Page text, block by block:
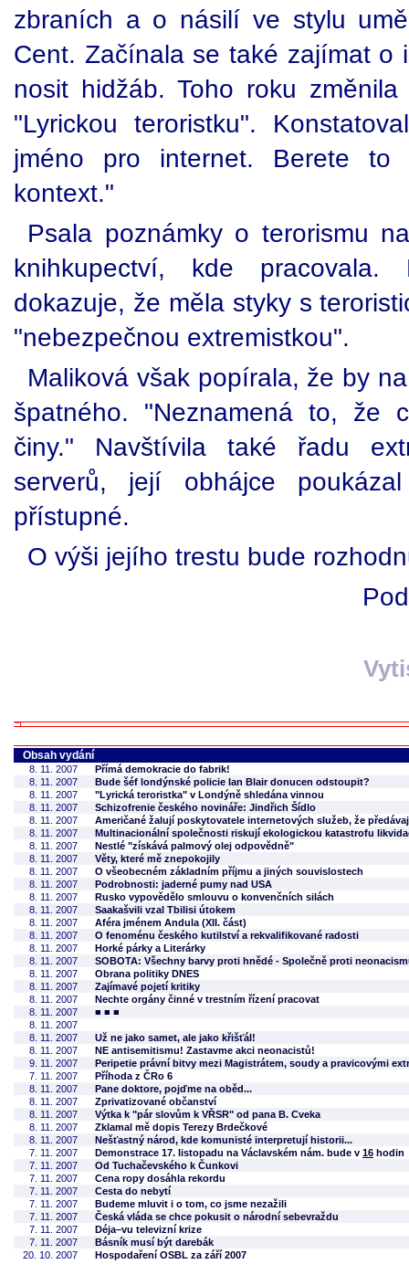
zbraních a o násilí ve stylu
Cent. Začínala se také zajímat o
nosit hidžáb. Toho roku
"Lyrickou teroristku".
jméno pro internet. Berete to
kontext."
Psala poznámky o terorismu
knihkupectví, kde
dokazuje, že měla styky s
"nebezpečnou extremistkou".
Maliková však popírala, že by
špatného. "Neznamená to, že
činy." Navštívila také řadu
serverů, její obhájce
přístupné.
O výši jejího trestu bude
Obsah vydání
8. 11. 2007
Přímá demokracie do fabrik!
8. 11. 2007
Bude šéf londýnské policie Ian Blair donucen odstoupit?
8. 11. 2007
"Lyrická teroristka" v Londýně shledána vinnou
8. 11. 2007
Schizofrenie českého novináře: Jindřich Šídlo
8. 11. 2007
Američané žalují poskytovatele internetových služeb, že
8. 11. 2007
Multinacionální společnosti riskují ekologickou katastrofu
8. 11. 2007
Nestlé "získává palmový olej odpovědně"
8. 11. 2007
Věty, které mě znepokojily
8. 11. 2007
O všeobecném základním příjmu a jiných souvislostech
8. 11. 2007
Podrobnosti: jaderné pumy nad USA
8. 11. 2007
Rusko vypovědělo smlouvu o konvenčních silách
8. 11. 2007
Saakašvili vzal Tbilisi útokem
8. 11. 2007
Aféra jménem Andula (XII. část)
8. 11. 2007
O fenoménu českého kutilství a rekvalifikované radosti
8. 11. 2007
Horké párky a Literárky
8. 11. 2007
SOBOTA: Všechny barvy proti hnědé - Společně proti
8. 11. 2007
Obrana politiky DNES
8. 11. 2007
Zajímavé pojetí kritiky
8. 11. 2007
Nechte orgány činné v trestním řízení pracovat
8. 11. 2007
■ ■ ■
8. 11. 2007
8. 11. 2007
Už ne jako samet, ale jako křišťál!
8. 11. 2007
NE antisemitismu! Zastavme akci neonacistů!
9. 11. 2007
Peripetie právní bitvy mezi Magistrátem, soudy a pravicovými
7. 11. 2007
Příhoda z ČRo 6
8. 11. 2007
Pane doktore, pojďme na oběd...
8. 11. 2007
Zprivatizované občanství
8. 11. 2007
Výtka k "pár slovům k VŘSR" od pana B. Cveka
8. 11. 2007
Zklamal mě dopis Terezy Brdečkové
8. 11. 2007
Nešťastný národ, kde komunisté interpretují historii...
7. 11. 2007
Demonstrace 17. listopadu na Václavském nám. bude v 16 hodin
7. 11. 2007
Od Tuchačevského k Čunkovi
7. 11. 2007
Cena ropy dosáhla rekordu
7. 11. 2007
Cesta do nebytí
7. 11. 2007
Budeme mluvit i o tom, co jsme nezažili
7. 11. 2007
Česká vláda se chce pokusit o národní sebevraždu
7. 11. 2007
Déja–vu televizní krize
7. 11. 2007
Básník musí být darebák
20. 10. 2007
Hospodaření OSBL za září 2007